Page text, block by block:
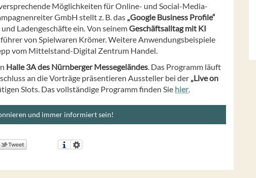
Möglichkeiten für Online- und Social-Media-
GmbH stellt z. B. das „Google Business Profile“
Ladengeschäfte ein. Von seinemGeschäftsalltag mit KI
von Spielwaren Krömer. Weitere Anwendungsbeispiele
vom Mittelstand-Digital Zentrum Handel.
Halle 3A des Nürnberger Messegeländes. Das Programm läuft
an die Vorträge präsentieren Aussteller bei der „Live on
Slots. Das vollständige Programm finden Sie hier.
und immer informiert sein!